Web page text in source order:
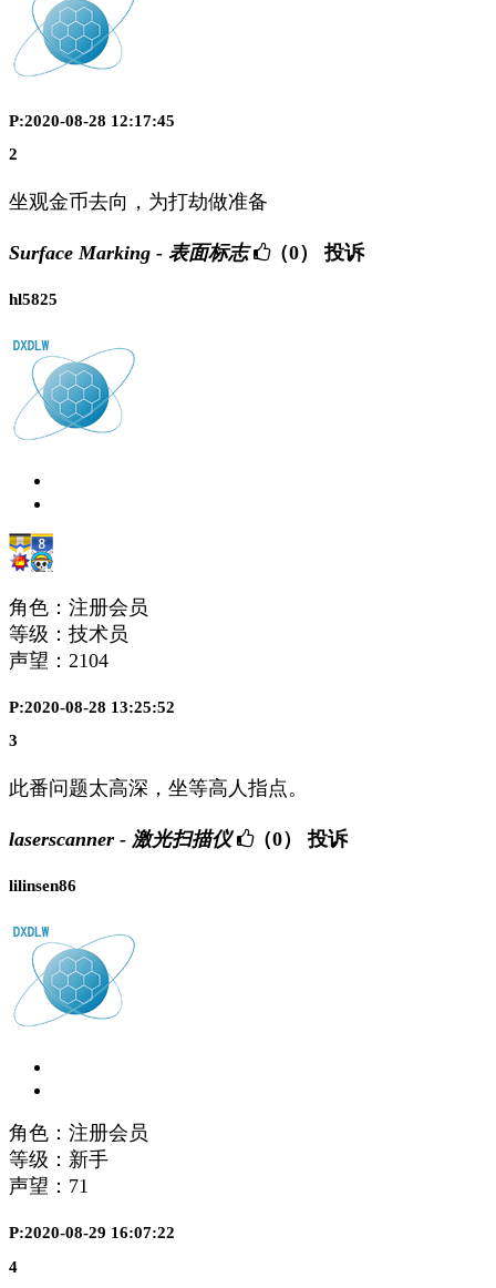
P:2020-08-28 12:17:45
2
坐观金币去向，为打劫做准备
Surface Marking - 表面标志 （0） 投诉
hl5825
角色：注册会员
等级：技术员
声望： 2104
P:2020-08-28 13:25:52
3
此番问题太高深，坐等高人指点。
laserscanner - 激光扫描仪 （0） 投诉
lilinsen86
角色：注册会员
等级：新手
声望： 71
P:2020-08-29 16:07:22
4